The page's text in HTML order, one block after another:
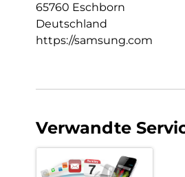
65760 Eschborn
Deutschland
https://samsung.com
Verwandte